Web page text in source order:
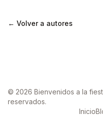
← Volver a autores
© 2026 Bienvenidos a la
reservados.
Inicio